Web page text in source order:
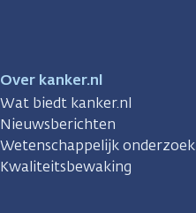
Over kanker.nl
Wat biedt kanker.nl
Nieuwsberichten
Wetenschappelijk onderzoek
Kwaliteitsbewaking